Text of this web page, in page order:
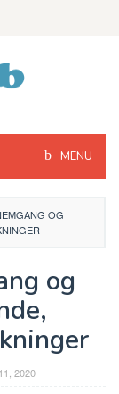
MENU
OG
og
2020